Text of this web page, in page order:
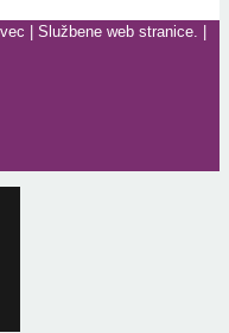
| Službene web stranice. |